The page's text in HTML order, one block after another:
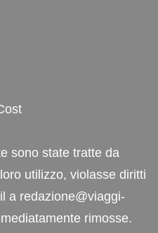
sono state tratte da
utilizzo, violasse diritti
a redazione@viaggi-
rimosse.